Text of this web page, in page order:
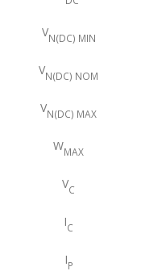
VN(DC) MIN
VN(DC) NOM
VN(DC) MAX
WMAX
VC
IC
IP